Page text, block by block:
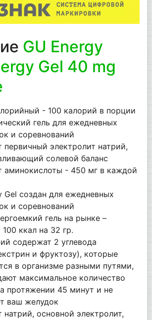
GU Energy
Gel 40 mg
- 100 калорий в порции
гель для ежедневных
и соревнований
электролит натрий,
солевой баланс
аминокислоты - 450 мг в каждой
Gel создан для ежедневных
и соревнований
гель на рынке –
ккал на 32 гр.
содержат 2 углевода
и фруктозу), которые
в организме разными путями,
максимальное количество
протяжении 45 минут и не
ваш желудок
основной электролит,